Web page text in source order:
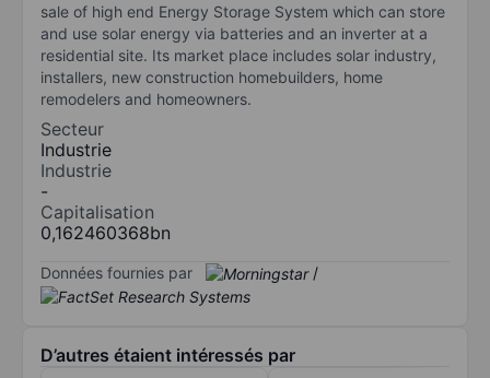
sale of high end Energy Storage System which can store
and use solar energy via batteries and an inverter at a
residential site. Its market place includes solar industry,
installers, new construction homebuilders, home
remodelers and homeowners.
Secteur
Industrie
Industrie
-
Capitalisation
0,162460368bn
Données fournies par /
D’autres étaient intéressés par